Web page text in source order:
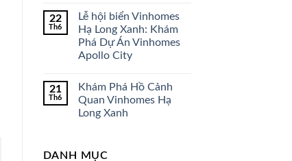
22
Th6
Lễ hội biển Vinhomes
Hạ Long Xanh: Khám
Phá Dự Án Vinhomes
Apollo City
21
Th6
Khám Phá Hồ Cảnh
Quan Vinhomes Hạ
Long Xanh
DANH MỤC